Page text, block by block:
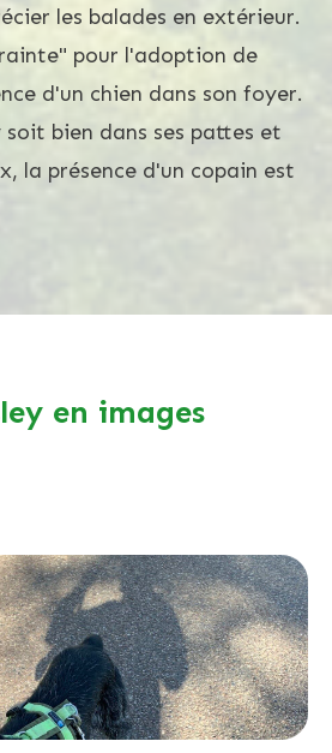
les balades en extérieur.
pour l'adoption de
d'un chien dans son foyer.
soit bien dans ses pattes et
la présence d'un copain est
en images